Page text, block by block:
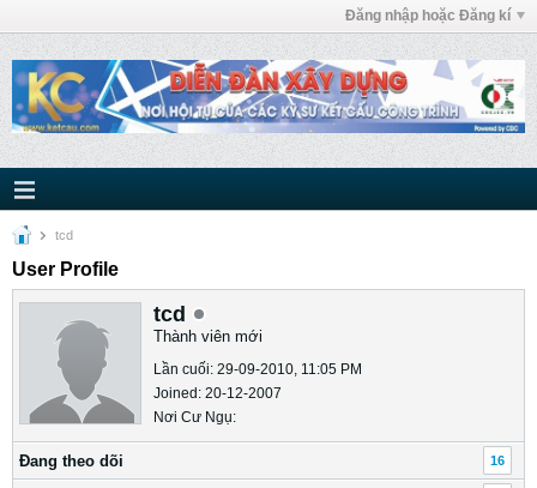
Đăng nhập hoặc Đăng kí
tcd
User Profile
tcd
Thành viên mới
Lần cuối: 29-09-2010, 11:05 PM
Joined: 20-12-2007
Nơi Cư Ngụ:
Ðang theo dõi 16